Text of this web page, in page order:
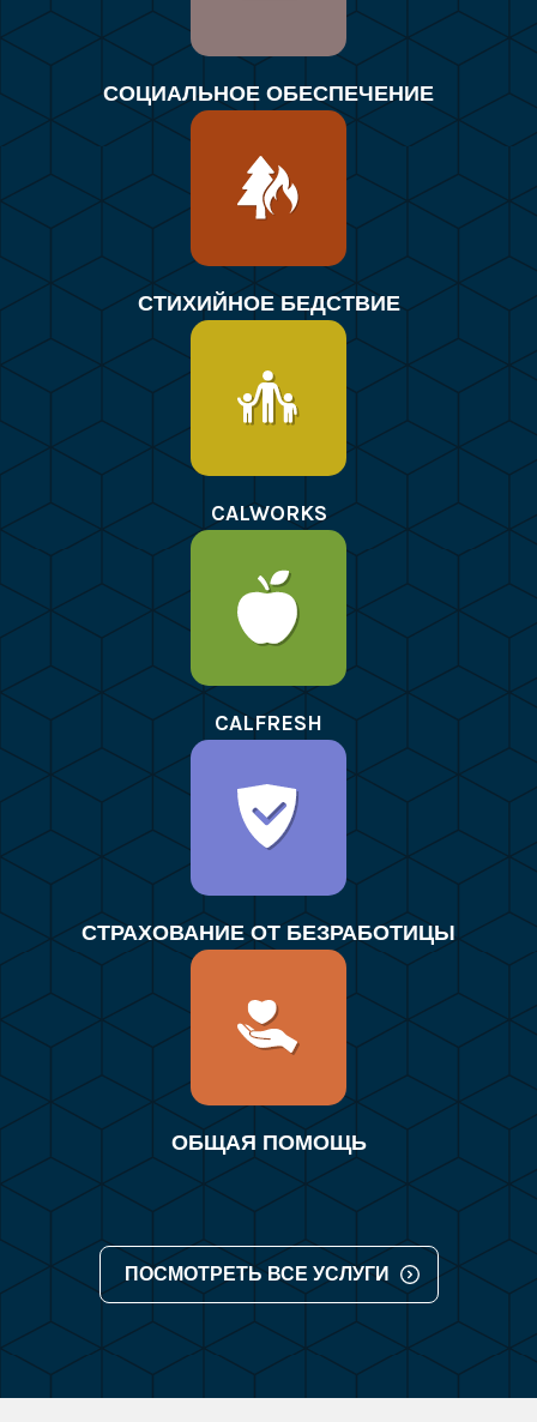
СОЦИАЛЬНОЕ ОБЕСПЕЧЕНИЕ
СТИХИЙНОЕ БЕДСТВИЕ
CALWORKS
CALFRESH
СТРАХОВАНИЕ ОТ БЕЗРАБОТИЦЫ
ОБЩАЯ ПОМОЩЬ
ПОСМОТРЕТЬ ВСЕ УСЛУГИ